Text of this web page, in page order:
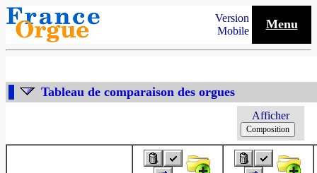
Version
Mobile
Menu
Tableau de comparaison des orgues
Afficher